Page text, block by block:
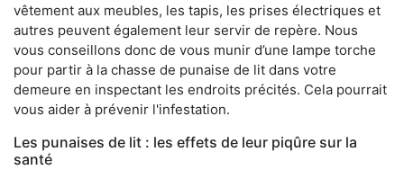
vêtement aux meubles, les tapis, les prises électriques et
autres peuvent également leur servir de repère. Nous
vous conseillons donc de vous munir d’une lampe torche
pour partir à la chasse de punaise de lit dans votre
demeure en inspectant les endroits précités. Cela pourrait
vous aider à prévenir l'infestation.
Les punaises de lit : les effets de leur piqûre sur la
santé